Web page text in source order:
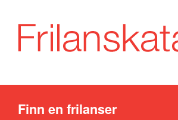
Finn en frilanser